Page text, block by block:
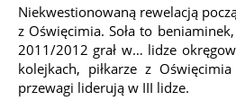
Niekwestionowaną rewelacją
z Oświęcimia. Soła to
2011/2012 grał w… lidze
kolejkach, piłkarze z
przewagi liderują w III lidze.